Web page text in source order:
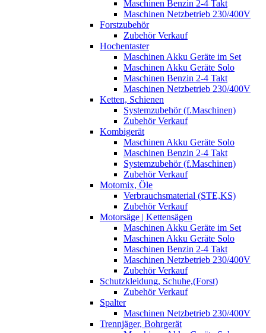
Maschinen Benzin 2-4 Takt
Maschinen Netzbetrieb 230/400V
Forstzubehör
Zubehör Verkauf
Hochentaster
Maschinen Akku Geräte im Set
Maschinen Akku Geräte Solo
Maschinen Benzin 2-4 Takt
Maschinen Netzbetrieb 230/400V
Ketten, Schienen
Systemzubehör (f.Maschinen)
Zubehör Verkauf
Kombigerät
Maschinen Akku Geräte Solo
Maschinen Benzin 2-4 Takt
Systemzubehör (f.Maschinen)
Zubehör Verkauf
Motomix, Öle
Verbrauchsmaterial (STE,KS)
Zubehör Verkauf
Motorsäge | Kettensägen
Maschinen Akku Geräte im Set
Maschinen Akku Geräte Solo
Maschinen Benzin 2-4 Takt
Maschinen Netzbetrieb 230/400V
Zubehör Verkauf
Schutzkleidung, Schuhe,(Forst)
Zubehör Verkauf
Spalter
Maschinen Netzbetrieb 230/400V
Trennjäger, Bohrgerät